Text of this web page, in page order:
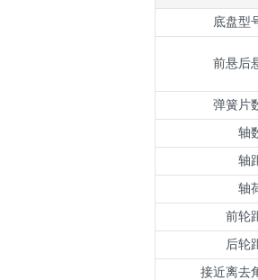
底盘型
前悬后
弹簧片
轴
轴
轴
前轮
后轮
接近离去